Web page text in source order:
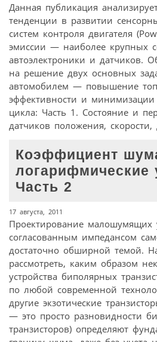
Данная публикация
тенденции в развитии
систем контроля двигателя
эмиссии — наиболее крупных
автоэлектроники и датчиков.
на решение двух основных
автомобилем — повышение
эффективности и минимизации
цикла: Часть 1. Состояние и
датчиков положения,
Коэффициент
логарифмические
Часть 2
17 августа, 2011
Проектирование малошумящих
согласованным импедансом
достаточно обширной темой.
рассмотреть, каким образом
устройства биполярных
по любой современной
другие экзотические
— это просто разновидности
транзисторов) определяют